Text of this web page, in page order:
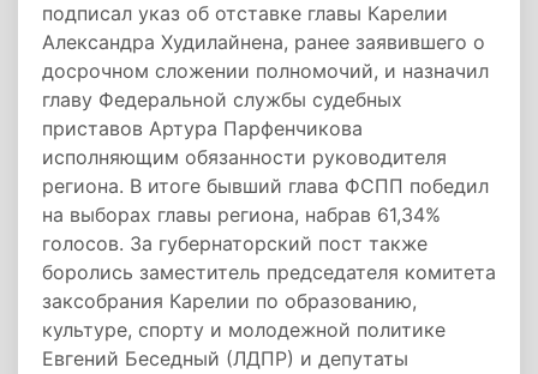
подписал указ об отставке главы Карелии
Александра Худилайнена, ранее заявившего о
досрочном сложении полномочий, и назначил
главу Федеральной службы судебных
приставов Артура Парфенчикова
исполняющим обязанности руководителя
региона. В итоге бывший глава ФСПП победил
на выборах главы региона, набрав 61,34%
голосов. За губернаторский пост также
боролись заместитель председателя комитета
заксобрания Карелии по образованию,
культуре, спорту и молодежной политике
Евгений Беседный (ЛДПР) и депутаты